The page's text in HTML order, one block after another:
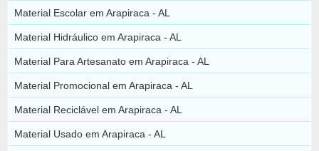
Material Escolar em Arapiraca - AL
Material Hidráulico em Arapiraca - AL
Material Para Artesanato em Arapiraca - AL
Material Promocional em Arapiraca - AL
Material Reciclável em Arapiraca - AL
Material Usado em Arapiraca - AL